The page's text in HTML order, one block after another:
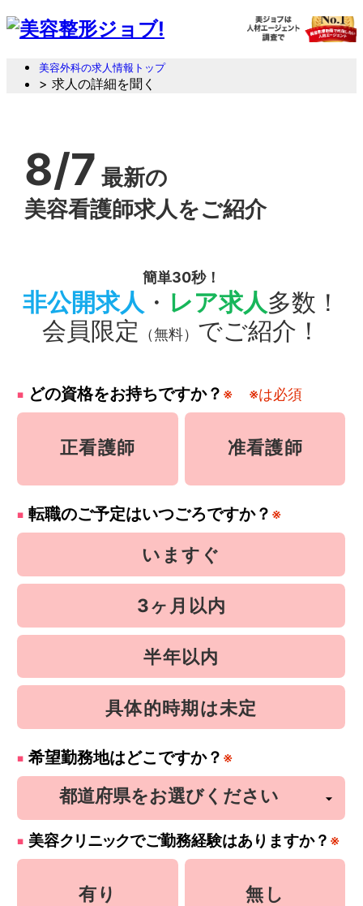
美容外科の求人情報トップ
> 求人の詳細を聞く
8/7 最新の
美容看護師求人をご紹介
簡単30秒！
非公開求人 ・ レア求人多数！
会員限定
（無料） でご紹介！
どの資格をお持ちですか？ ※ ※は必須
正看護師 准看護師
転職のご予定はいつごろですか？ ※
いますぐ
3ヶ月以内
半年以内
具体的時期は未定
希望勤務地はどこですか？ ※
美容クリニックでご勤務経験はありますか？ ※
有り 無し